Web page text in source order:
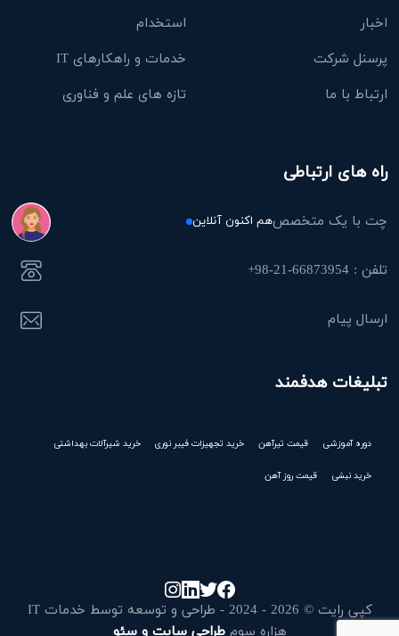
اخبار
استخدام
پرسنل شرکت
خدمات و راهکارهای IT
ارتباط با ما
تازه های علم و فناوری
راه های ارتباطی
چت با یک متخصصهم اکنون آنلاین
تلفن : 66873954-21-98+
ارسال پیام
تبلیغات هدفمند
دوره آموزشی قیمت تیرآهن خرید تجهیزات فیبر نوری خرید شیرآلات بهداشتی
خرید نبشی قیمت روز آهن
کپی رایت © 2026 - 2024 - طراحی و توسعه توسط خدمات IT
هزاره سومطراحی سایت و سئو